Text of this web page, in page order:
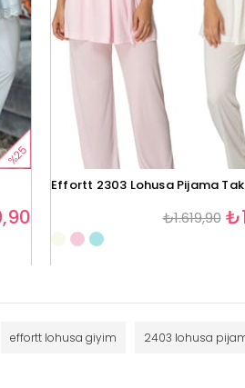
%25
Effortt 2303 Lohusa Pijama
₺1.619,90
effortt lohusa giyim 2403 lohusa